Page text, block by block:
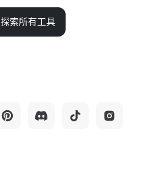
探索所有工具